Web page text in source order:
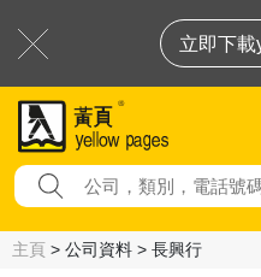
立即下
主頁 > 公司資料 > 長興行